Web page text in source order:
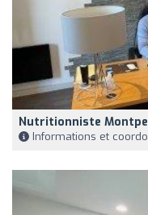
Nutritionniste
Informations et